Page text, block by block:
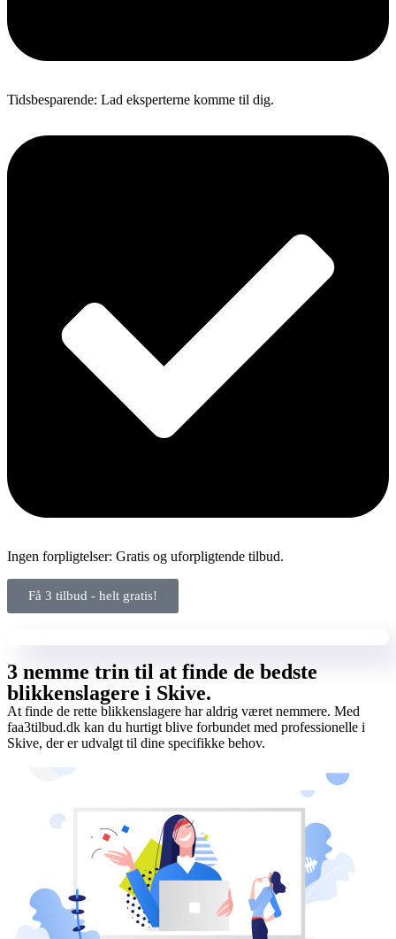
Tidsbesparende: Lad eksperterne komme til dig.
Ingen forpligtelser: Gratis og uforpligtende tilbud.
Få 3 tilbud - helt gratis!
3 nemme trin til at finde de bedste
blikkenslagere i Skive.
At finde de rette blikkenslagere har aldrig været nemmere. Med
faa3tilbud.dk kan du hurtigt blive forbundet med professionelle i
Skive, der er udvalgt til dine specifikke behov.